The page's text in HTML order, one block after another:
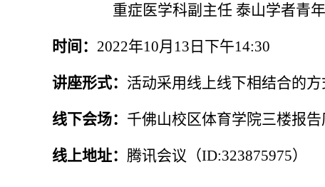
重症医学科副主任 泰山学者青
时间： 2022年10月 13 日下午14:30
讲座形式： 活动采用线上线下相结合的方
线下会场： 千佛山校区体育学院三楼报告
线上地址： 腾讯会议（ID:323875975）